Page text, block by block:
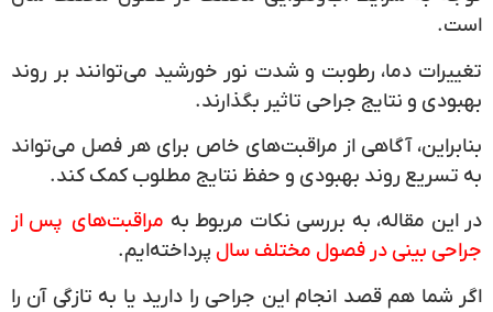
است.
تغییرات دما، رطوبت و شدت نور خورشید می‌توانند بر روند
بهبودی و نتایج جراحی تاثیر بگذارند.
بنابراین، آگاهی از مراقبت‌های خاص برای هر فصل می‌تواند
به تسریع روند بهبودی و حفظ نتایج مطلوب کمک کند.
در این مقاله، به بررسی نکات مربوط به مراقبت‌های پس از
جراحی بینی در فصول مختلف سال پرداخته‌ایم.
اگر شما هم قصد انجام این جراحی را دارید یا به تازگی آن را